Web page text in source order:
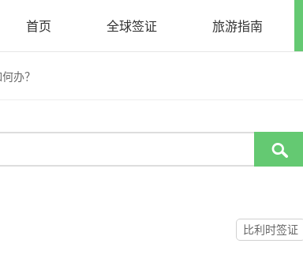
首页 全球签证 旅游指南
办？

比利时签证